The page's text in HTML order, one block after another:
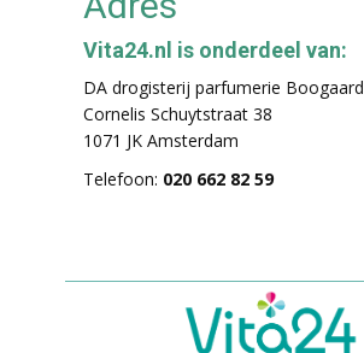
Vita24.nl is onderdeel van:
DA drogisterij parfumerie Boogaard
Cornelis Schuytstraat 38
1071 JK Amsterdam
Telefoon: 020 662 82 59